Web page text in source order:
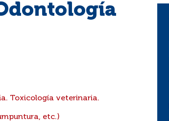
Toxicología veterinaria.
etc.)